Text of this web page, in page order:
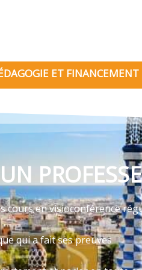
ET FINANCEMENT
cours en visioconférence
qui a fait ses preuves